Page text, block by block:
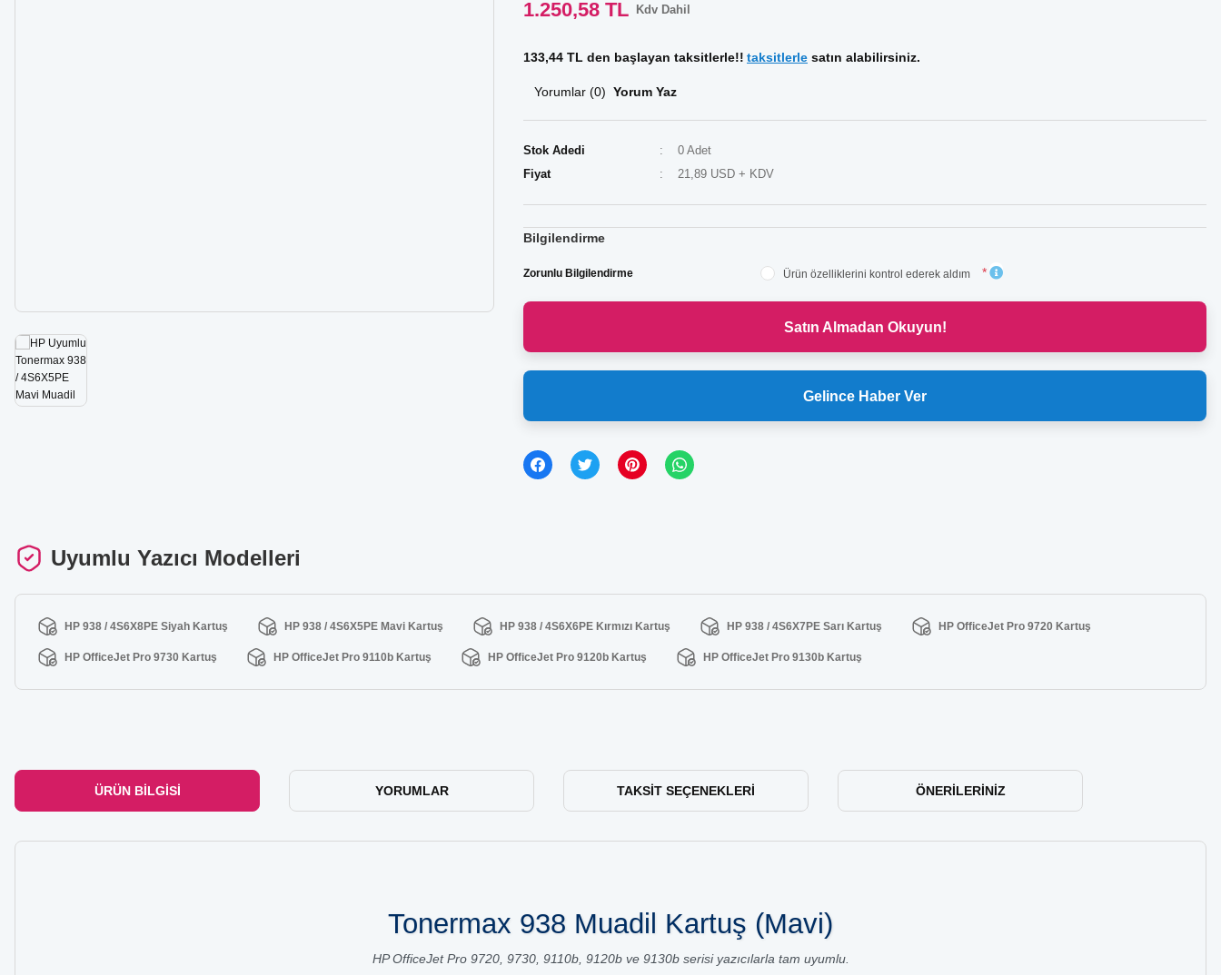
1.250,58 TL Kdv Dahil
133,44 TL den başlayan taksitlerle!! taksitlerle satın alabilirsiniz.
Yorumlar (0) Yorum Yaz
Stok Adedi
0 Adet
Fiyat
21,89 USD + KDV
Bilgilendirme
Zorunlu Bilgilendirme Ürün özelliklerini kontrol ederek aldım *
Satın Almadan Okuyun!
Gelince Haber Ver
Uyumlu Yazıcı Modelleri
HP 938 / 4S6X8PE Siyah Kartuş HP 938 / 4S6X5PE Mavi Kartuş HP 938 / 4S6X6PE Kırmızı Kartuş HP 938 / 4S6X7PE Sarı Kartuş HP OfficeJet Pro 9720 Kartuş
HP OfficeJet Pro 9730 Kartuş HP OfficeJet Pro 9110b Kartuş HP OfficeJet Pro 9120b Kartuş HP OfficeJet Pro 9130b Kartuş
ÜRÜN BILGISI YORUMLAR TAKSIT SEÇENEKLERI ÖNERILERINIZ
Tonermax 938 Muadil Kartuş (Mavi)
HP OfficeJet Pro 9720, 9730, 9110b, 9120b ve 9130b serisi yazıcılarla tam uyumlu.